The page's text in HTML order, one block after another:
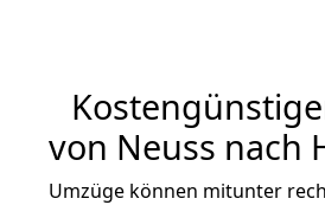
von Neuss nach
Umzüge können mitunter